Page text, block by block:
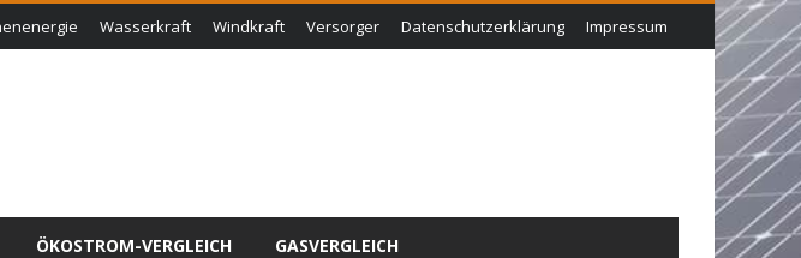
Wasserkraft Windkraft Versorger Datenschutzerklärung Impressum
ÖKOSTROM-VERGLEICH GASVERGLEICH